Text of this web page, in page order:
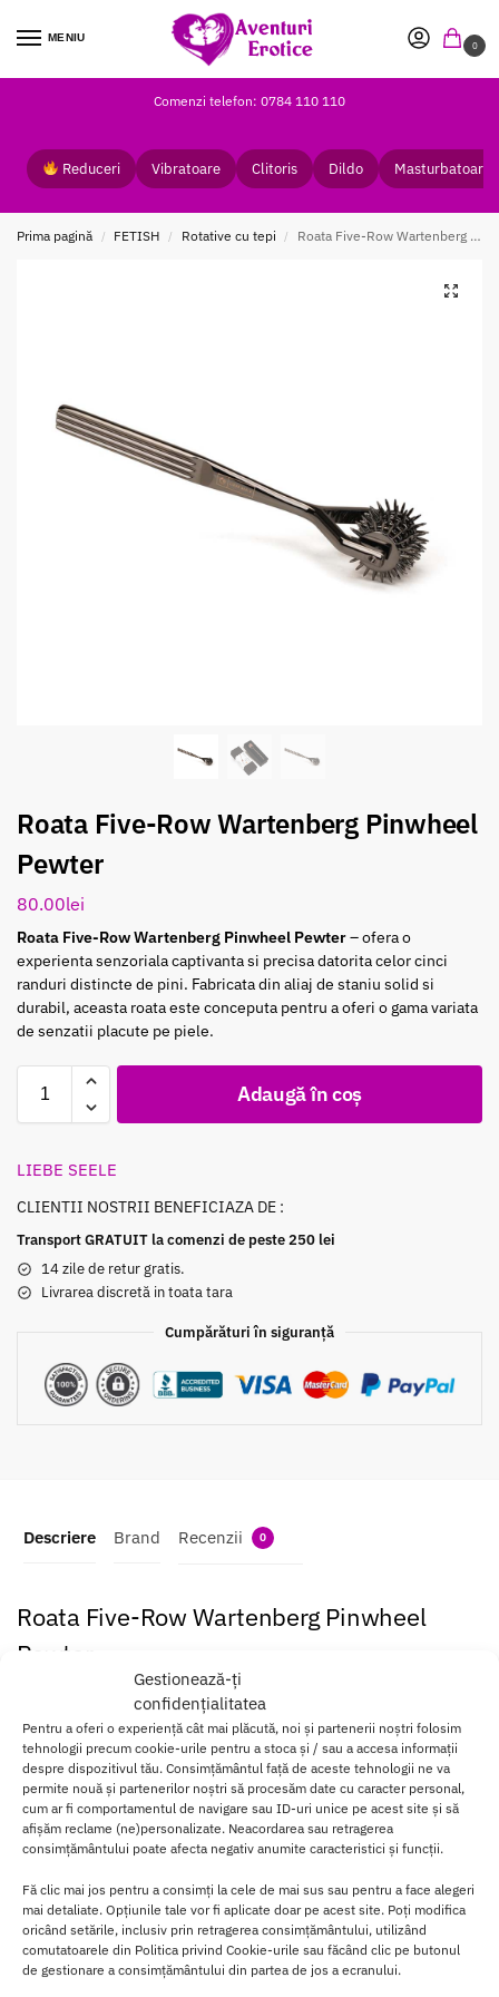
Gestionează-ți
confidențialitatea
Pentru a oferi o experiență cât mai plăcută, noi și partenerii noștri folosim
tehnologii precum cookie-urile pentru a stoca și / sau a accesa informații
despre dispozitivul tău. Consimțământul față de aceste tehnologii ne va
permite nouă și partenerilor noștri să procesăm date cu caracter personal,
cum ar fi comportamentul de navigare sau ID-uri unice pe acest site și să
afișăm reclame (ne)personalizate. Neacordarea sau retragerea
consimțământului poate afecta negativ anumite caracteristici și funcții.
Fă clic mai jos pentru a consimți la cele de mai sus sau pentru a face alegeri
mai detaliate. Opțiunile tale vor fi aplicate doar pe acest site. Poți modifica
oricând setările, inclusiv prin retragerea consimțământului, utilizând
comutatoarele din Politica privind Cookie-urile sau făcând clic pe butonul
de gestionare a consimțământului din partea de jos a ecranului.
MENIU
0
Comenzi telefon: 0784 110 110
Reduceri Vibratoare Clitoris Dildo Masturbatoare
Prima pagină / FETISH / Rotative cu tepi / Roata Five-Row Wartenberg Pinwheel Pewter
Roata Five-Row Wartenberg Pinwheel
Pewter
80.00lei
Roata Five-Row Wartenberg Pinwheel Pewter– ofera o
experienta senzoriala captivanta si precisa datorita celor cinci
randuri distincte de pini. Fabricata din aliaj de staniu solid si
durabil, aceasta roata este conceputa pentru a oferi o gama variata
de senzatii placute pe piele.
Adaugă în coș
LIEBE SEELE
CLIENTII NOSTRII BENEFICIAZA DE :
Transport GRATUIT la comenzi de peste 250 lei
14 zile de retur gratis.
Livrarea discretă in toata tara
Cumpărături în siguranță
Descriere Brand Recenzii 0
Roata Five-Row Wartenberg Pinwheel
Pewter
Five-Row Wartenberg Pinwheel Pewter este un
stimulare senzoriala
extrem de versatil si captivant.
Cu cinci randuri distincte de pini fini, acest pinwheel ofera o
experienta uimitoare de excitare a simturilor.
Fabricat dintr-un aliaj de staniude inalta calitate, acest pinwheel
este solid si durabil, oferind o senzatieplacuta si precisape piele.
Cu fiecare miscare delicata, pini fini vor crea o
gama variata de
senzatiide la furnicaturi subtile pana la explozii intense de
placere.